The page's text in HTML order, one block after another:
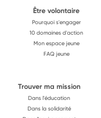
Être volontaire
Pourquoi s'engager
10 domaines d'action
Mon espace jeune
FAQ jeune
Trouver ma mission
Dans l'éducation
Dans la solidarité